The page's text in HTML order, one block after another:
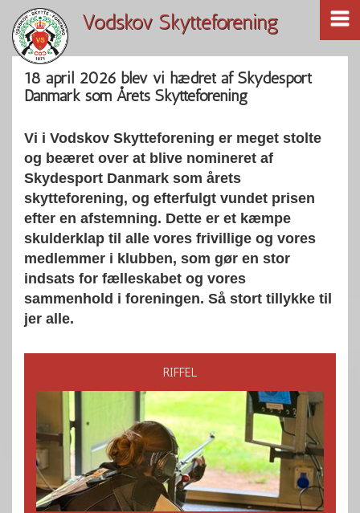
Vodskov Skytteforening
18 april 2026 blev vi hædret af Skydesport
Danmark som Årets Skytteforening
Vi i Vodskov Skytteforening er meget stolte
og beæret over at blive nomineret af
Skydesport Danmark som årets
skytteforening, og efterfulgt vundet prisen
efter en afstemning. Dette er et kæmpe
skulderklap til alle vores frivillige og vores
medlemmer i klubben, som gør en stor
indsats for fælleskabet og vores
sammenhold i foreningen. Så stort tillykke til
jer alle.
RIFFEL